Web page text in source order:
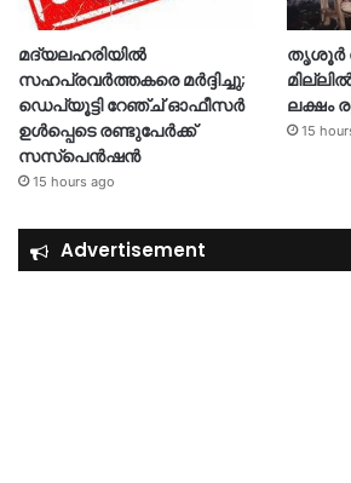
മദ്യലഹരിയിൽ
സഹപ്രവർത്തകരെ മർദ്ദിച്ചു;
ഡെപ്യൂട്ടി റേഞ്ച് ഓഫീസർ
ഉൾപ്പെടെ രണ്ടുപേർക്ക്
സസ്‌പെൻഷൻ
15 hours ago
തൃശൂര്‍
ലക്ഷം
15
Advertisement